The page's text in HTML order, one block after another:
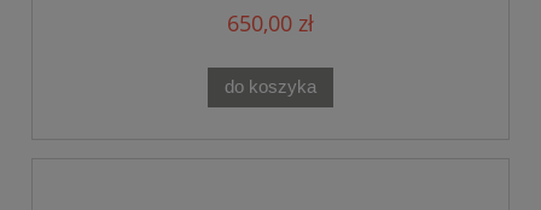
650,00 zł
do koszyka